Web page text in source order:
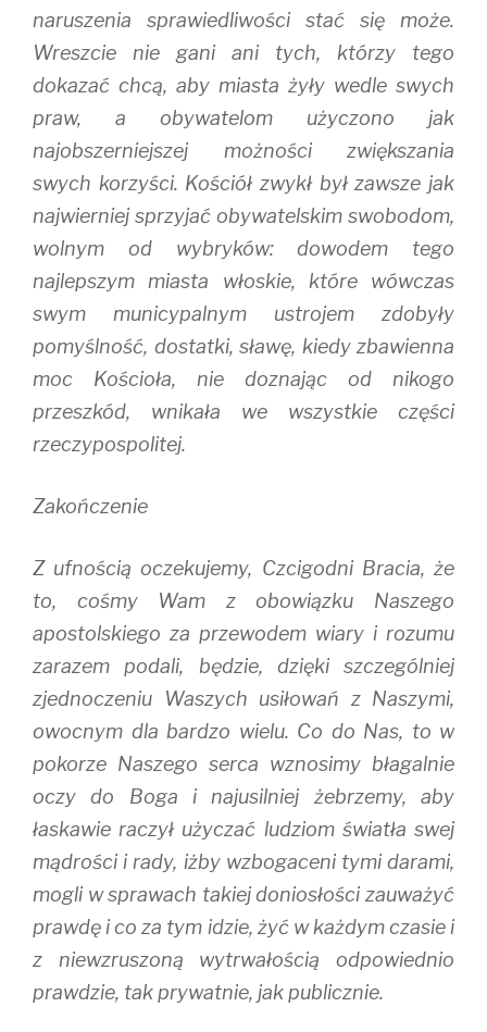
naruszenia sprawiedliwości stać się może.
Wreszcie nie gani ani tych, którzy tego
dokazać chcą, aby miasta żyły wedle swych
praw, a obywatelom użyczono jak
najobszerniejszej możności zwiększania
swych korzyści. Kościół zwykł był zawsze jak
najwierniej sprzyjać obywatelskim swobodom,
wolnym od wybryków: dowodem tego
najlepszym miasta włoskie, które wówczas
swym municypalnym ustrojem zdobyły
pomyślność, dostatki, sławę, kiedy zbawienna
moc Kościoła, nie doznając od nikogo
przeszkód, wnikała we wszystkie części
rzeczypospolitej.
Zakończenie
Z ufnością oczekujemy, Czcigodni Bracia, że
to, cośmy Wam z obowiązku Naszego
apostolskiego za przewodem wiary i rozumu
zarazem podali, będzie, dzięki szczególniej
zjednoczeniu Waszych usiłowań z Naszymi,
owocnym dla bardzo wielu. Co do Nas, to w
pokorze Naszego serca wznosimy błagalnie
oczy do Boga i najusilniej żebrzemy, aby
łaskawie raczył użyczać ludziom światła swej
mądrości i rady, iżby wzbogaceni tymi darami,
mogli w sprawach takiej doniosłości zauważyć
prawdę i co za tym idzie, żyć w każdym czasie i
z niewzruszoną wytrwałością odpowiednio
prawdzie, tak prywatnie, jak publicznie.